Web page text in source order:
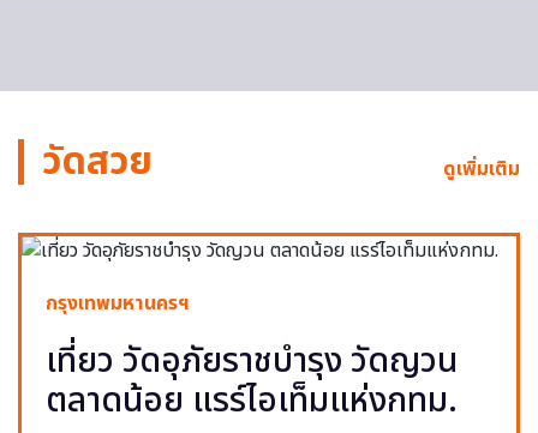
วัดสวย ดูเพิ่มเติม
กรุงเทพมหานครฯ
เที่ยว วัดอุภัยราชบำรุง วัดญวน
ตลาดน้อย แรร์ไอเท็มแห่งกทม.